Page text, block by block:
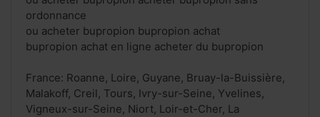
ordonnance
ou acheter bupropion bupropion achat
bupropion achat en ligne acheter du bupropion
France: Roanne, Loire, Guyane, Bruay-la-Buissière,
Malakoff, Creil, Tours, Ivry-sur-Seine, Yvelines,
Vigneux-sur-Seine, Niort, Loir-et-Cher, La